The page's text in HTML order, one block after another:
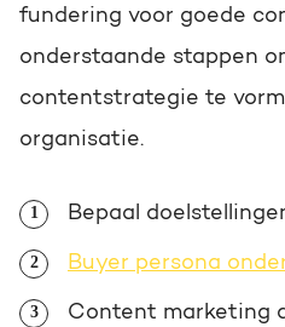
fundering voor goede
onderstaande stappen
contentstrategie te
organisatie.
Bepaal
Buyer persona
Content marketing